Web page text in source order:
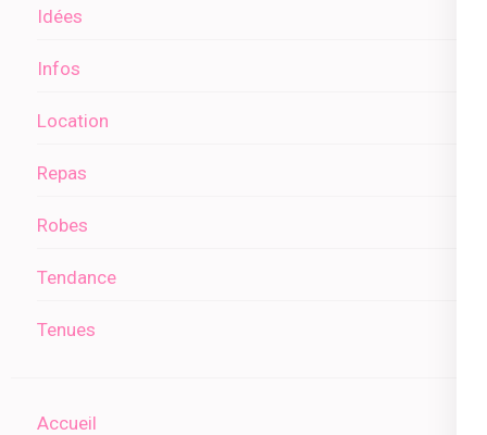
Idées
Infos
Location
Repas
Robes
Tendance
Tenues
Accueil